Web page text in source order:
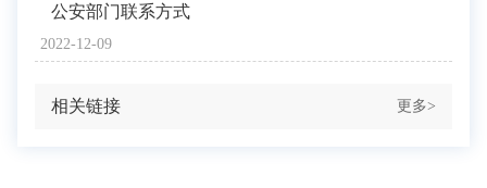
2022-12-09
公安部门联系方式
相关链接 更多>